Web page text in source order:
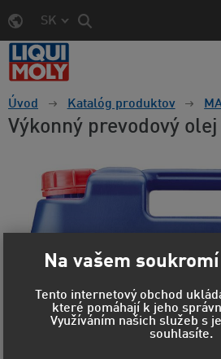
SK
Úvod Katalóg produktov
Výkonný prevodový
Na vašem
Tento internetový obchod
které pomáhají k jeho
Využíváním našich služeb s
souhlasíte.